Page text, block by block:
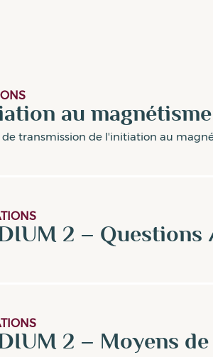
au magnétisme
transmission de l'initiation au
2 – Questions
2 – Moyens